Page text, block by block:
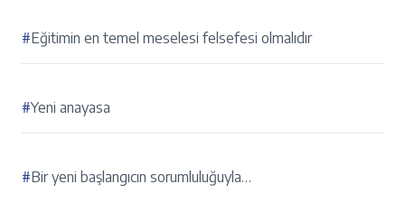
#Eğitimin en temel meselesi felsefesi olmalıdır
#Yeni anayasa
#Bir yeni başlangıcın sorumluluğuyla…